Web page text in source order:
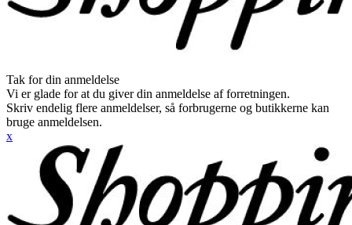
Tak for din anmeldelse
Vi er glade for at du giver din anmeldelse af forretningen.
Skriv endelig flere anmeldelser, så forbrugerne og butikkerne kan
bruge anmeldelsen.
x